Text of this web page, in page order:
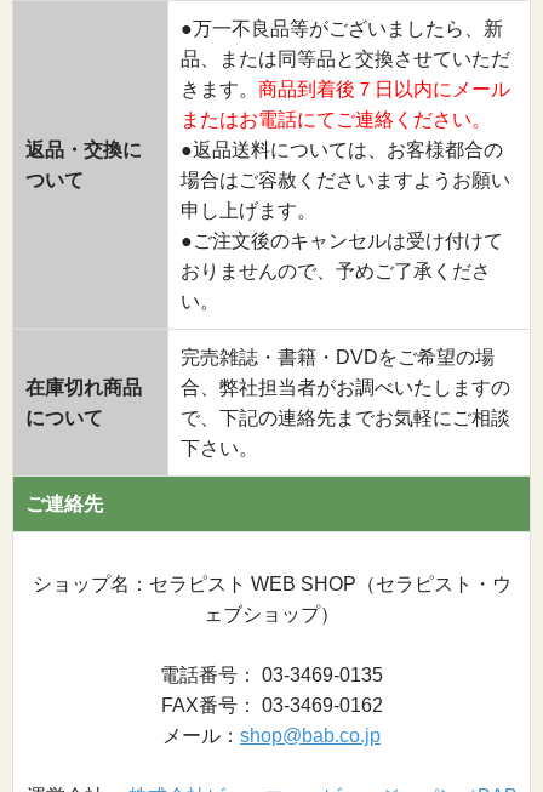
返品・交換に
ついて
●万一不良品等がございましたら、新
品、または同等品と交換させていただ
きます。 商品到着後７日以内にメール
またはお電話にてご連絡ください。
●返品送料については、お客様都合の
場合はご容赦くださいますようお願い
申し上げます。
●ご注文後のキャンセルは受け付けて
おりませんので、予めご了承くださ
い。
在庫切れ商品
について
完売雑誌・書籍・DVDをご希望の場
合、弊社担当者がお調べいたしますの
で、下記の連絡先までお気軽にご相談
下さい。
ご連絡先
ショップ名：セラピスト WEB SHOP（セラピスト・ウ
ェブショップ）
電話番号： 03-3469-0135
FAX番号： 03-3469-0162
メール： shop@bab.co.jp